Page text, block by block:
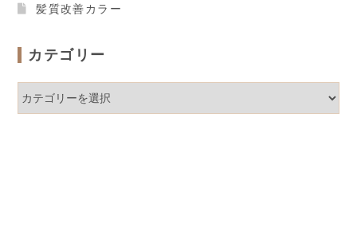
髪質改善カラー
カテゴリー
テ
ゴ